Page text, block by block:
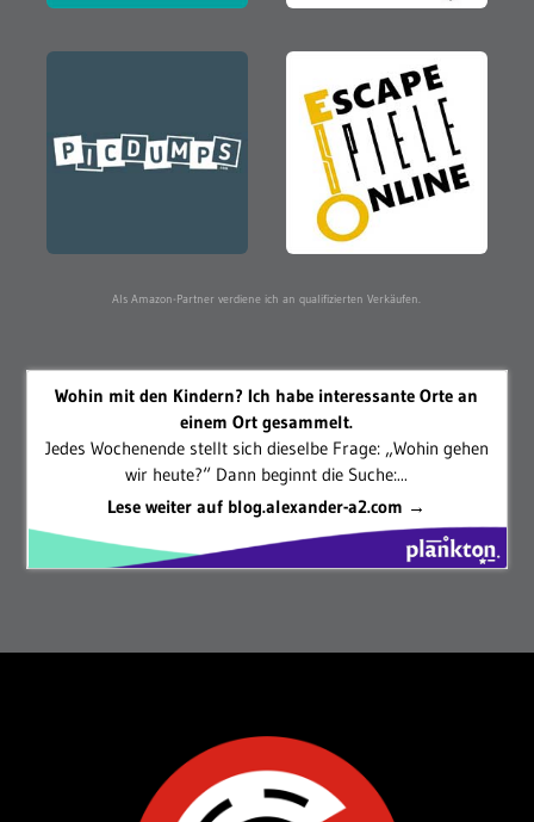
Als Amazon-Partner verdiene ich an qualifizierten Verkäufen.
Wohin mit den Kindern? Ich habe interessante Orte an
einem Ort gesammelt.
Jedes Wochenende stellt sich dieselbe Frage: „Wohin gehen
wir heute?“ Dann beginnt die Suche:...
Lese weiter auf blog.alexander-a2.com →